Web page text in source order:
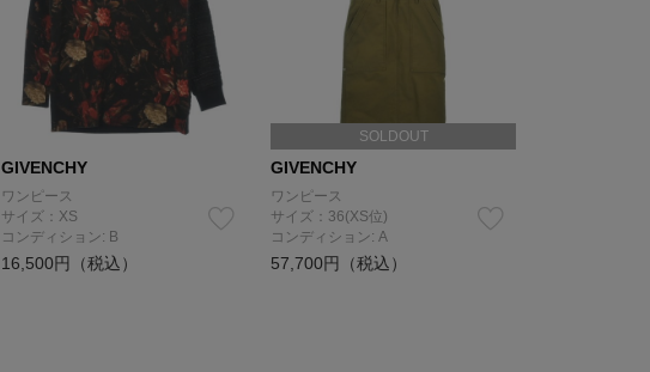
GIVENCHY
ワンピース
サイズ：XS
コンディション: B
16,500円（税込）
SOLDOUT
GIVENCHY
ワンピース
サイズ：36(XS位)
コンディション: A
57,700円（税込）